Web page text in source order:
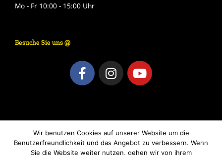
Mo - Fr 10:00 - 15:00 Uhr
Besuche Sie uns @
F
a
o
o
I
n
g
r
Y
o
b
e
Anfahrtsplan Datenschutzerklärung Impressum
Wir benutzen Cookies auf unserer Website um die
Benutzerfreundlichkeit und das Angebot zu verbessern. Wenn
Sie die Website weiter nutzen, gehen wir von ihrem